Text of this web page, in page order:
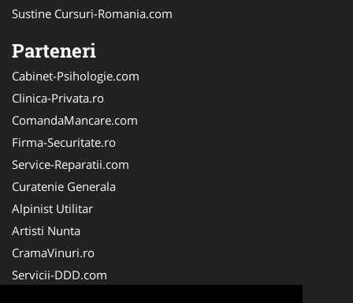
Sustine Cursuri-Romania.com
Parteneri
Cabinet-Psihologie.com
Clinica-Privata.ro
ComandaMancare.com
Firma-Securitate.ro
Service-Reparatii.com
Curatenie Generala
Alpinist Utilitar
Artisti Nunta
CramaVinuri.ro
Servicii-DDD.com